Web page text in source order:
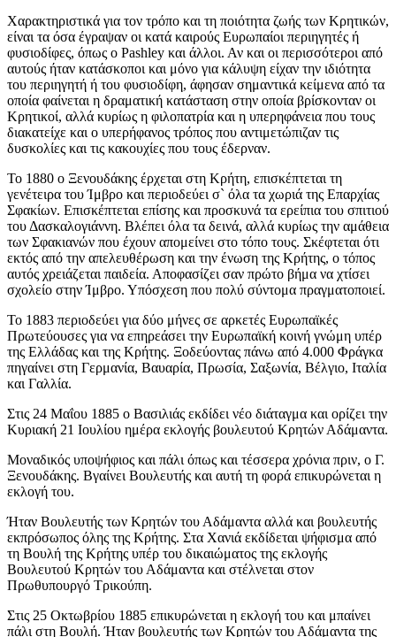
Χαρακτηριστικά για τον τρόπο και τη ποιότητα ζωής των Κρητικών,
είναι τα όσα έγραψαν οι κατά καιρούς Ευρωπαίοι περιηγητές ή
φυσιοδίφες, όπως ο Pashley και άλλοι. Αν και οι περισσότεροι από
αυτούς ήταν κατάσκοποι και μόνο για κάλυψη είχαν την ιδιότητα
του περιηγητή ή του φυσιοδίφη, άφησαν σημαντικά κείμενα από τα
οποία φαίνεται η δραματική κατάσταση στην οποία βρίσκονταν οι
Κρητικοί, αλλά κυρίως η φιλοπατρία και η υπερηφάνεια που τους
διακατείχε και ο υπερήφανος τρόπος που αντιμετώπιζαν τις
δυσκολίες και τις κακουχίες που τους έδερναν.
Το 1880 ο Ξενουδάκης έρχεται στη Κρήτη, επισκέπτεται τη
γενέτειρα του Ίμβρο και περιοδεύει σ` όλα τα χωριά της Επαρχίας
Σφακίων. Επισκέπτεται επίσης και προσκυνά τα ερείπια του σπιτιού
του Δασκαλογιάννη. Βλέπει όλα τα δεινά, αλλά κυρίως την αμάθεια
των Σφακιανών που έχουν απομείνει στο τόπο τους. Σκέφτεται ότι
εκτός από την απελευθέρωση και την ένωση της Κρήτης, ο τόπος
αυτός χρειάζεται παιδεία. Αποφασίζει σαν πρώτο βήμα να χτίσει
σχολείο στην Ίμβρο. Υπόσχεση που πολύ σύντομα πραγματοποιεί.
Το 1883 περιοδεύει για δύο μήνες σε αρκετές Ευρωπαϊκές
Πρωτεύουσες για να επηρεάσει την Ευρωπαϊκή κοινή γνώμη υπέρ
της Ελλάδας και της Κρήτης. Ξοδεύοντας πάνω από 4.000 Φράγκα
πηγαίνει στη Γερμανία, Βαυαρία, Πρωσία, Σαξωνία, Βέλγιο, Ιταλία
και Γαλλία.
Στις 24 Μαΐου 1885 ο Βασιλιάς εκδίδει νέο διάταγμα και ορίζει την
Κυριακή 21 Ιουλίου ημέρα εκλογής βουλευτού Κρητών Αδάμαντα.
Μοναδικός υποψήφιος και πάλι όπως και τέσσερα χρόνια πριν, ο Γ.
Ξενουδάκης. Βγαίνει Βουλευτής και αυτή τη φορά επικυρώνεται η
εκλογή του.
Ήταν Βουλευτής των Κρητών του Αδάμαντα αλλά και βουλευτής
εκπρόσωπος όλης της Κρήτης. Στα Χανιά εκδίδεται ψήφισμα από
τη Βουλή της Κρήτης υπέρ του δικαιώματος της εκλογής
Βουλευτού Κρητών του Αδάμαντα και στέλνεται στον
Πρωθυπουργό Τρικούπη.
Στις 25 Οκτωβρίου 1885 επικυρώνεται η εκλογή του και μπαίνει
πάλι στη Βουλή. Ήταν βουλευτής των Κρητών του Αδάμαντα της